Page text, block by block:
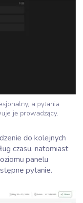
a pytania
je prowadzący.
do kolejnych
czasu, natomiast
panelu
pytanie.